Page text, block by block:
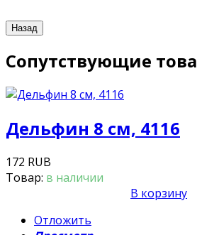
Сопутствующие
Дельфин 8 см, 4116
172 RUB
Товар: в наличии
В корзину
Отложить